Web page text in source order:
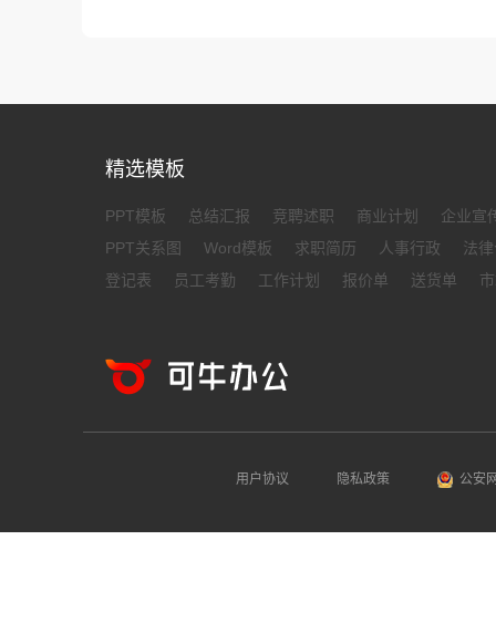
精选模板
PPT模板 总结汇报 竞聘述职 商业计划
企业宣
PPT关系图
Word模板 求职简历 人事行政
法
登记表
员工考勤 工作计划 报价单 送货单
用户协议 隐私政策 公安